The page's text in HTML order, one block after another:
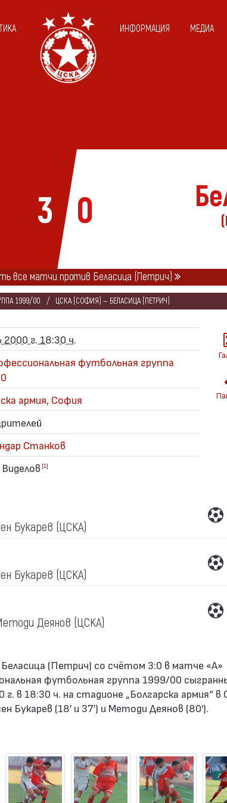
ИНФОРМАЦИЯ МЕДИА
3 0
все матчи против Беласица (Петрич)
1999/00 ЦСКА (СОФИЯ) — БЕЛАСИЦА (ПЕТРИЧ)
г. 18:30 ч.
футбольная группа
армия, София
Станков
Виделов [1]
Букарев (ЦСКА)
Букарев (ЦСКА)
Деянов (ЦСКА)
футбольная группа 1999/00
в 18:30 ч. на стадионе „Болгарска армия“ в
Букарев (18′ и 37′) и Методи Деянов (80′).